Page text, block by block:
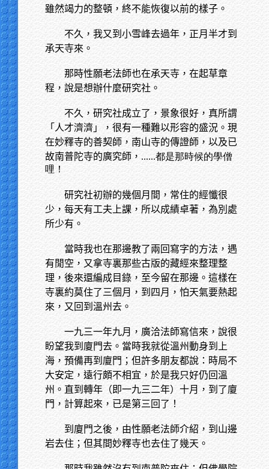
雖然竭力的整頓，終不能恢復以前的樣子。
不久，我又到小雪峰去過年，正月半才到
承天寺來。
那時性願老法師也在承天寺，在起草章
程，說是想辦什麼研究社。
不久，研究社成立了，景象很好，真所謂
「人才濟濟」，很有一種難以形容的盛況。現
在妙釋寺的善契師，南山寺的傳證師，以及已
故南普陀寺的廣究師，......都是那時候的學僧
哩！
研究社初辦的幾個月間，常住的經懺很
少，每天有工夫上課，所以成績卓著，為別處
所少有。
當時我也在那邊教了兩回寫字的方法，遇
有閒空，又拿寺裏那些古版的藏經來整理整
理，後來還編成目錄，至今留在那邊。這樣在
寺裏約莫住了三個月，到四月，怕天氣要熱起
來，又回到溫州去。
一九三一年九月，廣洽法師寫信來，說很
盼望我到廈門去。當時我就從溫州動身到上
海，預備再到廈門；但許多朋友都說：時局不
大安定，遠行頗不相宜，於是我只好仍回溫
州。直到轉年（即一九三二年）十月，到了廈
門，計算起來，已是第三回了！
到廈門之後，由性願老法師介紹，到山邊
岩去住；但其間妙釋寺也去住了幾天。